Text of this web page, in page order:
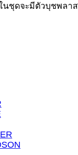
ชุดจะมีตัวบุชพลา